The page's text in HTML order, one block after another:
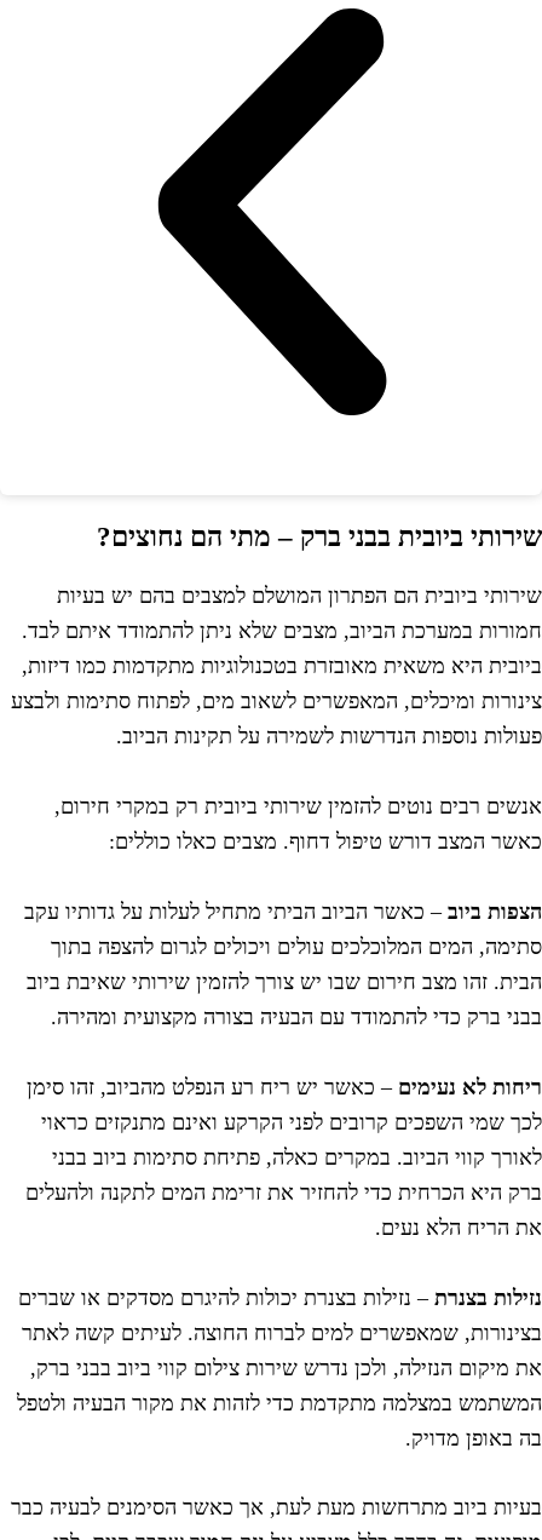
ביובית בבני ברק – מתי הם נחוצים?
ביובית הם הפתרון המושלם למצבים בהם יש בעיות
במערכת הביוב, מצבים שלא ניתן להתמודד איתם לבד.
היא משאית מאובזרת בטכנולוגיות מתקדמות כמו דיזות,
ומיכלים, המאפשרים לשאוב מים, לפתוח סתימות ולבצע
נוספות הנדרשות לשמירה על תקינות הביוב.
רבים נוטים להזמין שירותי ביובית רק במקרי חירום,
המצב דורש טיפול דחוף. מצבים כאלו כוללים:
ביוב– כאשר הביוב הביתי מתחיל לעלות על גדותיו עקב
המים המלוכלכים עולים ויכולים לגרום להצפה בתוך
זהו מצב חירום שבו יש צורך להזמין שירותי שאיבת ביוב
ברק כדי להתמודד עם הבעיה בצורה מקצועית ומהירה.
לא נעימים– כאשר יש ריח רע הנפלט מהביוב, זהו סימן
שמי השפכים קרובים לפני הקרקע ואינם מתנקזים כראוי
קווי הביוב. במקרים כאלה, פתיחת סתימות ביוב בבני
היא הכרחית כדי להחזיר את זרימת המים לתקנה ולהעלים
הריח הלא נעים.
בצנרת– נזילות בצנרת יכולות להיגרם מסדקים או שברים
שמאפשרים למים לברוח החוצה. לעיתים קשה לאתר
מיקום הנזילה, ולכן נדרש שירות צילום קווי ביוב בבני ברק,
במצלמה מתקדמת כדי לזהות את מקור הבעיה ולטפל
באופן מדויק.
ביוב מתרחשות מעת לעת, אך כאשר הסימנים לבעיה כבר